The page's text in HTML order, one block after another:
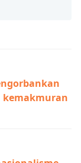
kemakmuran